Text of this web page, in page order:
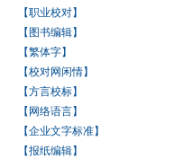
【职业校对】
【图书编辑】
【繁体字】
【校对网闲情】
【方言校标】
【网络语言】
【企业文字标准】
【报纸编辑】